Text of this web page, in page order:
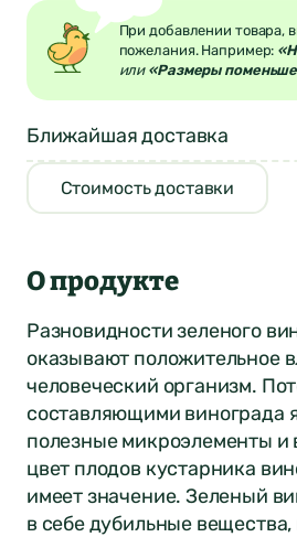
При добавлении товара,
пожелания. Например:
или «Размеры
Ближайшая доставка
Стоимость доставки
О продукте
Разновидности зеленого
оказывают положительное
человеческий организм.
составляющими винограда
полезные микроэлементы
цвет плодов кустарника
имеет значение. Зеленый
в себе дубильные